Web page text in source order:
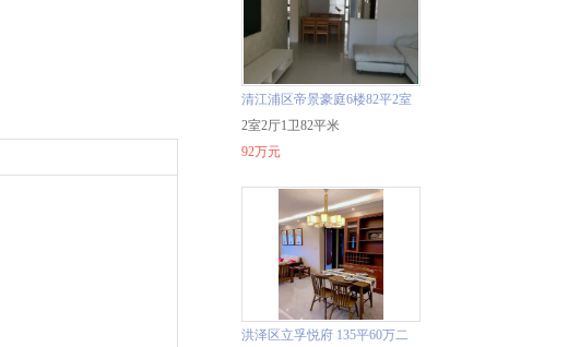
清江浦区帝景豪庭6楼82平2室
92万中装二手房
2室2厅1卫82平米
92万元
洪泽区立孚悦府 135平60万二